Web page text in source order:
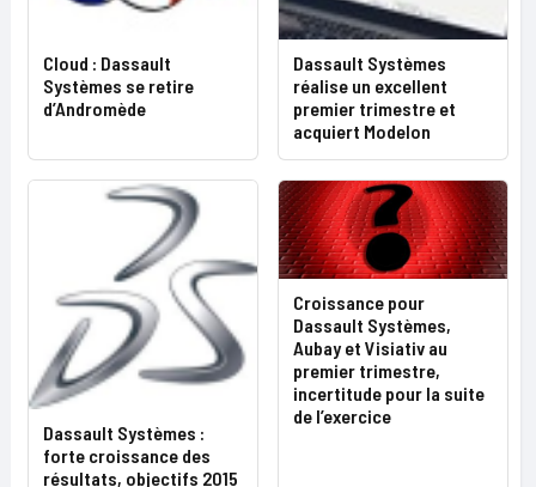
Cloud : Dassault
Systèmes se retire
d’Andromède
Dassault Systèmes
réalise un excellent
premier trimestre et
acquiert Modelon
Dassault Systèmes :
forte croissance des
résultats, objectifs 2015
Croissance pour
Dassault Systèmes,
Aubay et Visiativ au
premier trimestre,
incertitude pour la suite
de l’exercice